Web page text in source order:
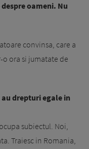
oameni. Nu
convinsa, care a
ora si jumatate de
au drepturi egale in
subiectul. Noi,
Traiesc in Romania,